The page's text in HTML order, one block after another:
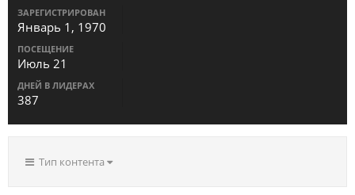
ЗАРЕГИСТРИРОВАН
Январь 1, 1970
ПОСЕЩЕНИЕ
Июль 21
ДНЕЙ В ЛИДЕРАХ
387
Тип контента